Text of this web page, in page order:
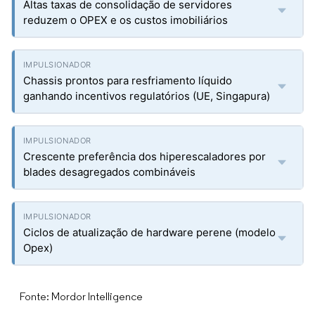
Altas taxas de consolidação de servidores
reduzem o OPEX e os custos imobiliários
Chassis prontos para resfriamento líquido
ganhando incentivos regulatórios (UE, Singapura)
Crescente preferência dos hiperescaladores por
blades desagregados combináveis
Ciclos de atualização de hardware perene (modelo
Opex)
Fonte: Mordor Intelligence